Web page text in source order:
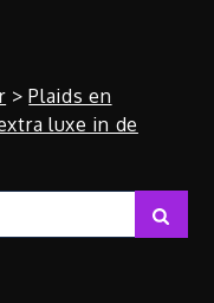
>Plaids en
luxe in de